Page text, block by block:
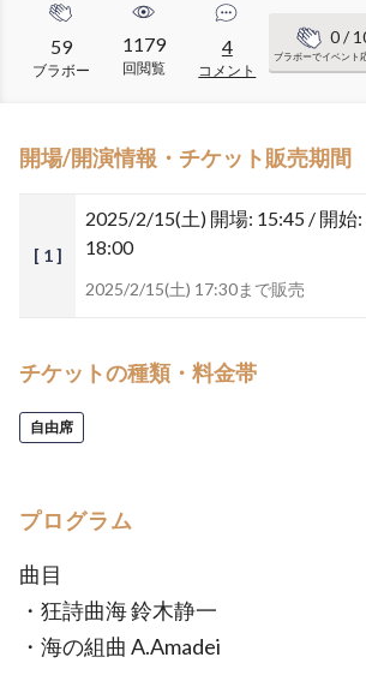
59
ブラボー
1179
回閲覧
4
コメント
0/
ブラボーでイベント
開場/開演情報・チケット販売期間
[ 1 ]
2025/2/15(土) 開場: 15:45 / 開始
18:00
2025/2/15(土) 17:30まで販売
チケットの種類・料金帯
自由席
プログラム
曲目
・狂詩曲海 鈴木静一
・海の組曲 A.Amadei